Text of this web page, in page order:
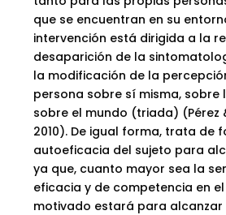
que se encuentran en su
intervención está dirigida a la
desaparición de la
la modificación de la
persona sobre sí misma, sobre
sobre el mundo (triada) (Pérez
2010). De igual forma, trata de
autoeficacia del sujeto para
ya que, cuanto mayor sea la
eficacia y de competencia en
motivado estará para alcanzar